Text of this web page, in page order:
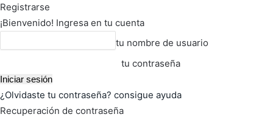
Registrarse
¡Bienvenido! Ingresa en tu cuenta
tu nombre de usuario
tu contraseña
¿Olvidaste tu contraseña? consigue ayuda
Recuperación de contraseña